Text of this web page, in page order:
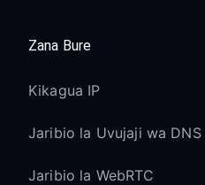
Zana Bure
Kikagua IP
Jaribio la Uvujaji wa DNS
Jaribio la WebRTC